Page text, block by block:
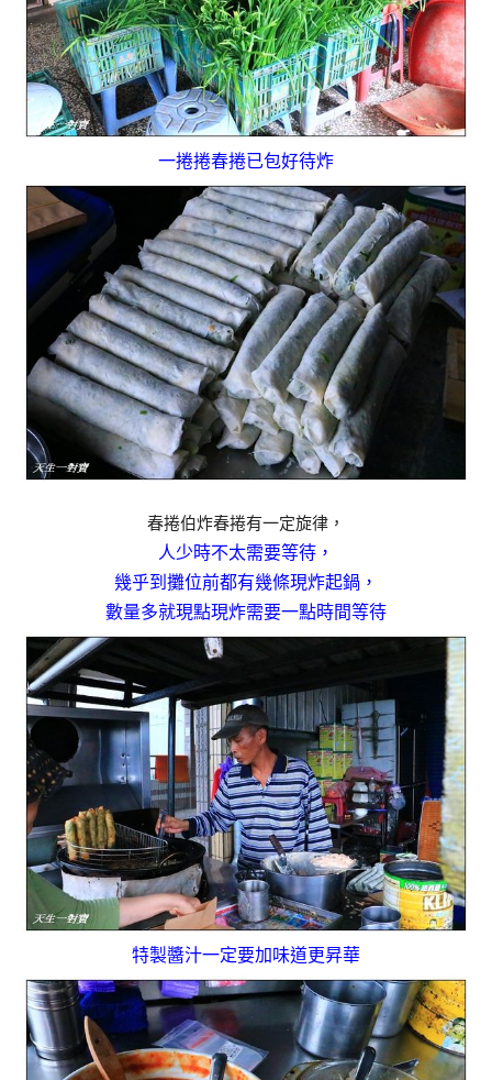
一捲捲春捲已包好待炸
春捲伯炸春捲有一定旋律，
人少時不太需要等待，
幾乎到攤位前都有幾條現炸起鍋，
數量多就現點現炸需要一點時間等待
特製醬汁一定要加味道更昇華